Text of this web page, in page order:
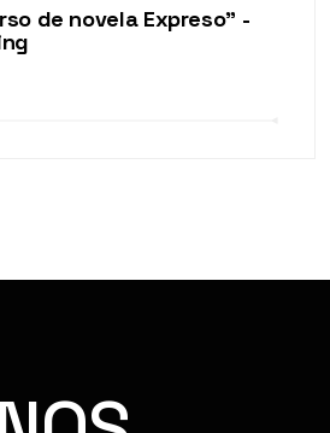
de novela Expreso" -